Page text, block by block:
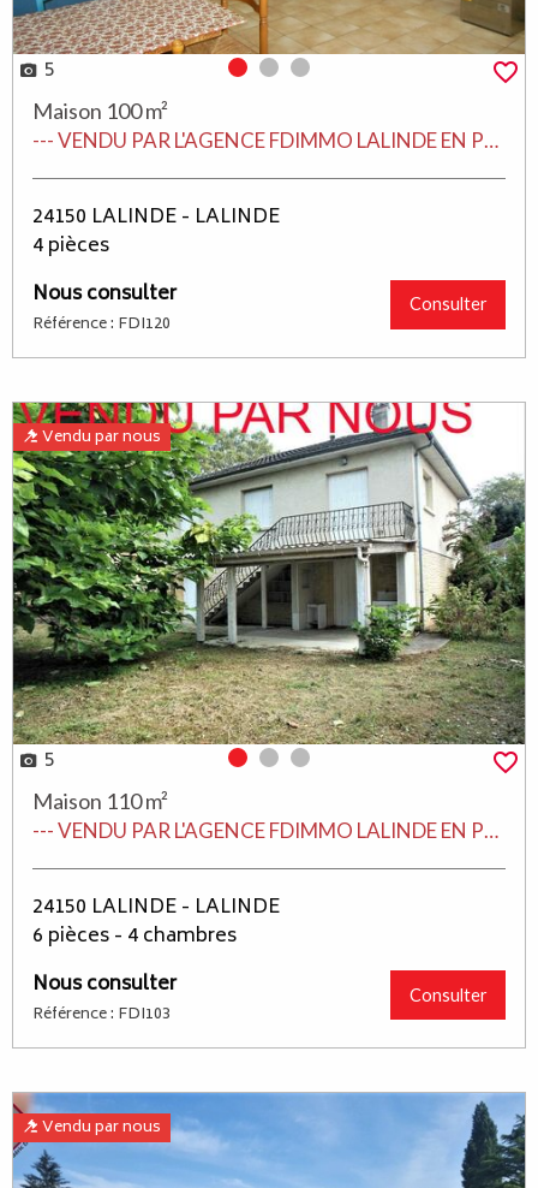
5 Photo 0
Photo 1Photo 2
Maison 100 m²
--- VENDU PAR L'AGENCE FDIMMO LALINDE EN PERIGORD ---
24150 LALINDE - LALINDE
4 pièces
Nous consulter
Référence : FDI120
Consulter
Vendu par nous
5 Photo 0
Photo 1Photo 2
Maison 110 m²
--- VENDU PAR L'AGENCE FDIMMO LALINDE EN PERIGORD ---
24150 LALINDE - LALINDE
6 pièces - 4 chambres
Nous consulter
Référence : FDI103
Consulter
Vendu par nous